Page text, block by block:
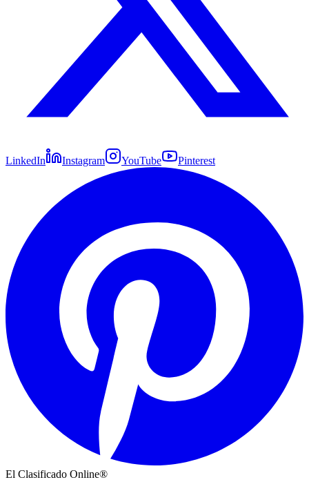
LinkedIn Instagram YouTube Pinterest
El Clasificado Online®